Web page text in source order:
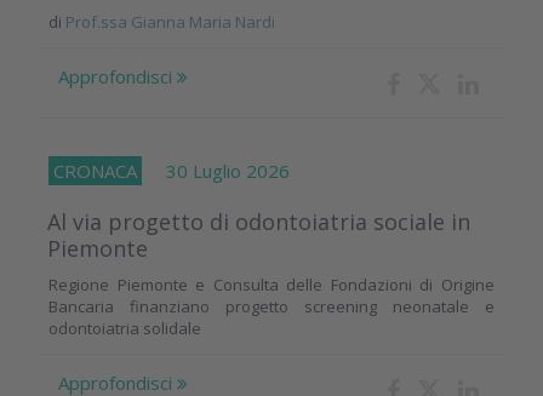
di Prof.ssa Gianna Maria Nardi
Approfondisci
CRONACA 30 Luglio 2026
Al via progetto di odontoiatria sociale in
Piemonte
Regione Piemonte e Consulta delle Fondazioni di Origine
Bancaria finanziano progetto screening neonatale e
odontoiatria solidale
Approfondisci